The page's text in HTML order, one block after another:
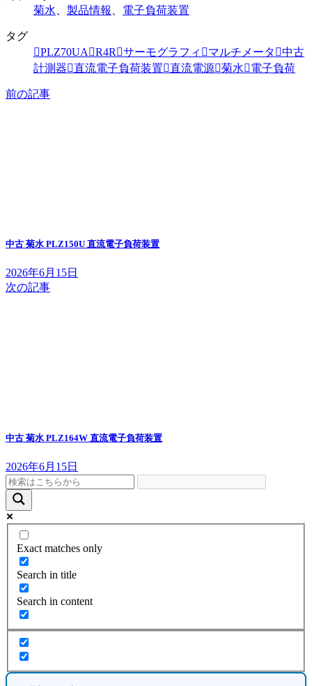
菊水
製品情報 電子負荷装置
タグ
PLZ70UA
R4R サーモグラフィ マルチメータ
中古
計測器
直流電子負荷装置 直流電源 菊水 電子負荷
前の記事
中古 菊水 PLZ150U 直流電子負荷装置
2026年6月15日
次の記事
中古 菊水 PLZ164W 直流電子負荷装置
2026年6月15日
Exact matches only
Search in title
Search in content